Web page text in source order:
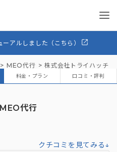
アルしました（こちら）
MEO代行 株式会社トライハッチ
料金・プラン 口コミ・評判
代行
クチコミを見てみる↓